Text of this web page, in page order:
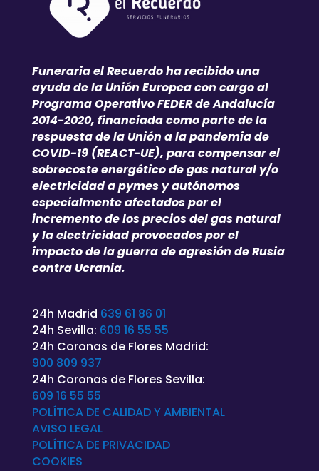
Funeraria el Recuerdo ha recibido una
ayuda de la Unión Europea con cargo al
Programa Operativo FEDER de Andalucía
2014-2020, financiada como parte de la
respuesta de la Unión a la pandemia de
COVID-19 (REACT-UE), para compensar el
sobrecoste energético de gas natural y/o
electricidad a pymes y autónomos
especialmente afectados por el
incremento de los precios del gas natural
y la electricidad provocados por el
impacto de la guerra de agresión de Rusia
contra Ucrania.
24h Madrid 639 61 86 01
24h Sevilla: 609 16 55 55
24h Coronas de Flores Madrid:
900 809 937
24h Coronas de Flores Sevilla:
609 16 55 55
POLÍTICA DE CALIDAD Y AMBIENTAL
AVISO LEGAL
POLÍTICA DE PRIVACIDAD
COOKIES